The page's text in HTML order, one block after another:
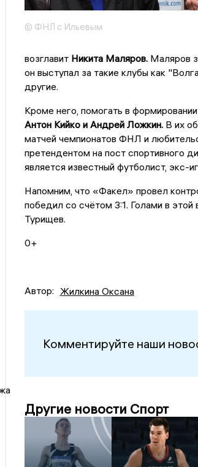
© ФНЛ с Ильевым
возглавитНикита Маляров.Маляров
он выступал за такие клубы как
другие.
Кроме него, помогать в
Антон Кийко и Андрей Ложкин.В их
матчей чемпионатов ФНЛ и
претендентом на пост спортивного
является известный футболист, экс-
Напомним, что «Факел» провел
победил со счётом 3:1. Голами в этой
Турищев.
0+
Автор: Жилкина Оксана
Комментируйте наши
Другие новости Спорт